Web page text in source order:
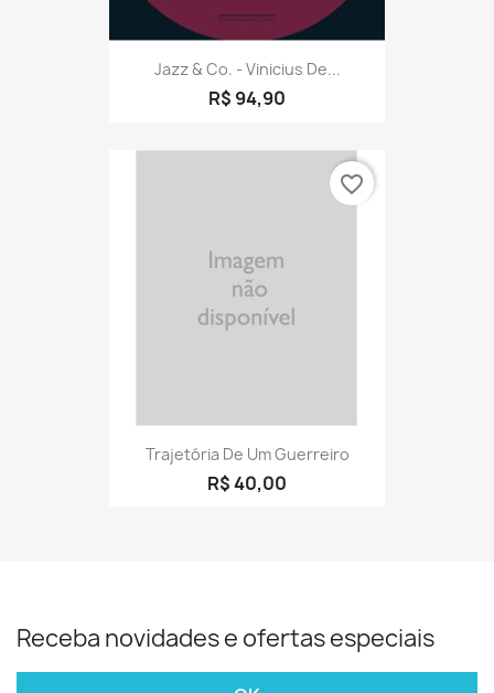
Jazz & Co. - Vinicius De...
R$ 94,90
Trajetória De Um Guerreiro
R$ 40,00
favorite_border
Receba novidades e ofertas especiais